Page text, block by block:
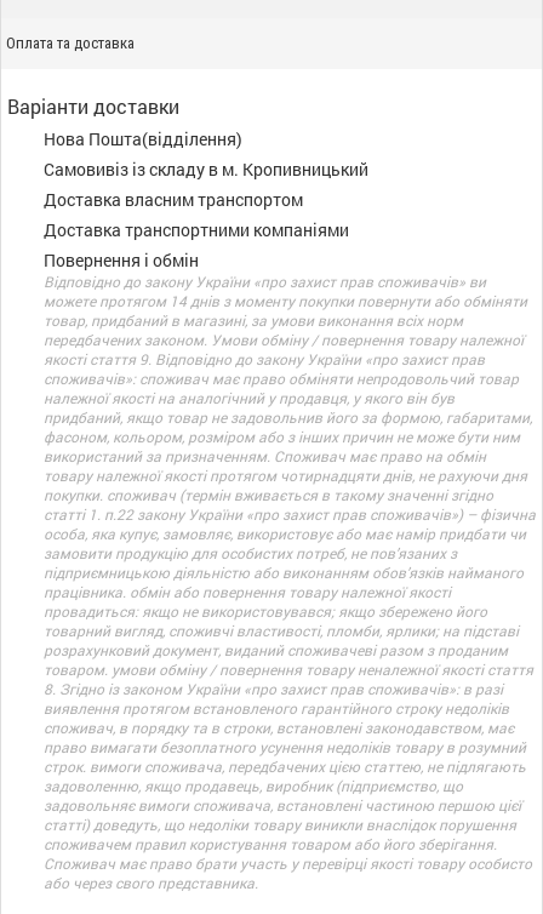
Оплата та доставка
Варіанти доставки
Нова Пошта(відділення)
Самовивіз із складу в м. Кропивницький
Доставка власним транспортом
Доставка транспортними компаніями
Повернення і обмін
Відповідно до закону України «про захист прав споживачів» ви
можете протягом 14 днів з моменту покупки повернути або обміняти
товар, придбаний в магазині, за умови виконання всіх норм
передбачених законом. Умови обміну / повернення товару належної
якості стаття 9. Відповідно до закону України «про захист прав
споживачів»: споживач має право обміняти непродовольчий товар
належної якості на аналогічний у продавця, у якого він був
придбаний, якщо товар не задовольнив його за формою, габаритами,
фасоном, кольором, розміром або з інших причин не може бути ним
використаний за призначенням. Споживач має право на обмін
товару належної якості протягом чотирнадцяти днів, не рахуючи дня
покупки. споживач (термін вживається в такому значенні згідно
статті 1. п.22 закону України «про захист прав споживачів») – фізична
особа, яка купує, замовляє, використовує або має намір придбати чи
замовити продукцію для особистих потреб, не пов’язаних з
підприємницькою діяльністю або виконанням обов’язків найманого
працівника. обмін або повернення товару належної якості
провадиться: якщо не використовувався; якщо збережено його
товарний вигляд, споживчі властивості, пломби, ярлики; на підставі
розрахунковий документ, виданий споживачеві разом з проданим
товаром. умови обміну / повернення товару неналежної якості стаття
8. Згідно із законом України «про захист прав споживачів»: в разі
виявлення протягом встановленого гарантійного строку недоліків
споживач, в порядку та в строки, встановлені законодавством, має
право вимагати безоплатного усунення недоліків товару в розумний
строк. вимоги споживача, передбачених цією статтею, не підлягають
задоволенню, якщо продавець, виробник (підприємство, що
задовольняє вимоги споживача, встановлені частиною першою цієї
статті) доведуть, що недоліки товару виникли внаслідок порушення
споживачем правил користування товаром або його зберігання.
Споживач має право брати участь у перевірці якості товару особисто
або через свого представника.